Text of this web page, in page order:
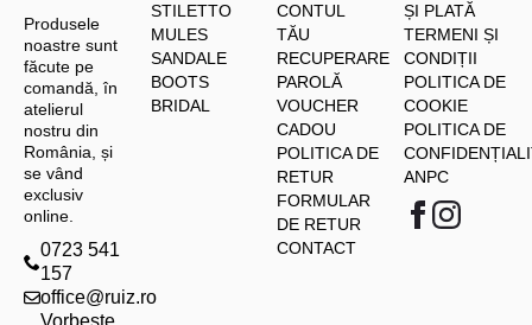
Produsele
noastre sunt
făcute pe
comandă, în
atelierul
nostru din
România, și
se vând
exclusiv
online.
0723 541
157
office@ruiz.ro
Vorbește
STILETTO
MULES
SANDALE
BOOTS
BRIDAL
CONTUL
TĂU
RECUPERARE
PAROLĂ
VOUCHER
CADOU
POLITICA DE
RETUR
FORMULAR
DE RETUR
CONTACT
ȘI PLATĂ
TERMENI ȘI
CONDIȚII
POLITICA DE
COOKIE
POLITICA DE
ANPC